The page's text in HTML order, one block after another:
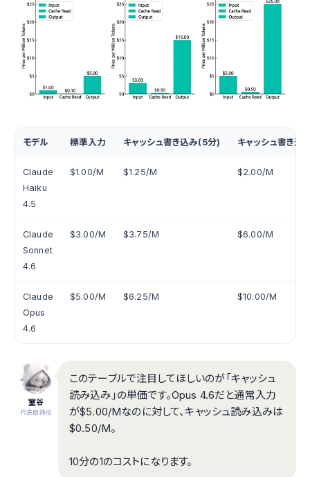
モデル 標準入力 キャッシュ書き込み(5分) キャッシュ書き込
Claude
Haiku
4.5
$1.00/M $1.25/M $2.00/M
Claude
Sonnet
4.6
$3.00/M $3.75/M $6.00/M
Claude
Opus
4.6
$5.00/M $6.25/M $10.00/M
室谷
代表取締役
このテーブルで注目してほしいのが「キャッシュ
読み込み」の単価です。Opus 4.6だと通常入力
が$5.00/Mなのに対して、キャッシュ読み込みは
$0.50/M。
10分の1のコストになります。